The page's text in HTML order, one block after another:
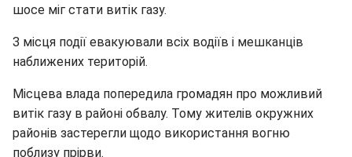
шосе міг стати витік газу.
З місця події евакуювали всіх водіїв і мешканців
наближених територій.
Місцева влада попередила громадян про можливий
витік газу в районі обвалу. Тому жителів окружних
районів застерегли щодо використання вогню
поблизу прірви.